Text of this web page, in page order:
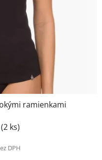
ramienkami
(2 ks)
DPH